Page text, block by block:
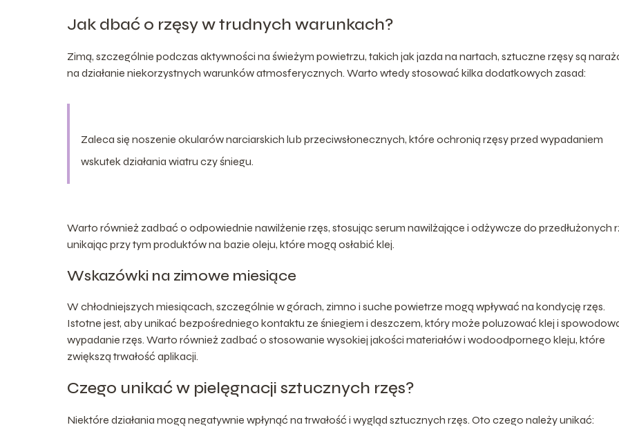
Jak dbać o rzęsy w trudnych warunkach?
Zimą, szczególnie podczas aktywności na świeżym powietrzu, takich jak jazda na nartach, sztuczne rzęsy są
na działanie niekorzystnych warunków atmosferycznych. Warto wtedy stosować kilka dodatkowych zasad:
Zaleca się noszenie okularów narciarskich lub przeciwsłonecznych, które ochronią rzęsy przed wypadaniem
wskutek działania wiatru czy śniegu.
Warto również zadbać o odpowiednie nawilżenie rzęs, stosując serum nawilżające i odżywcze do przedłużonych
unikając przy tym produktów na bazie oleju, które mogą osłabić klej.
Wskazówki na zimowe miesiące
W chłodniejszych miesiącach, szczególnie w górach, zimno i suche powietrze mogą wpływać na kondycję rzęs.
Istotne jest, aby unikać bezpośredniego kontaktu ze śniegiem i deszczem, który może poluzować klej i
wypadanie rzęs. Warto również zadbać o stosowanie wysokiej jakości materiałów i wodoodpornego kleju, które
zwiększą trwałość aplikacji.
Czego unikać w pielęgnacji sztucznych rzęs?
Niektóre działania mogą negatywnie wpłynąć na trwałość i wygląd sztucznych rzęs. Oto czego należy unikać: